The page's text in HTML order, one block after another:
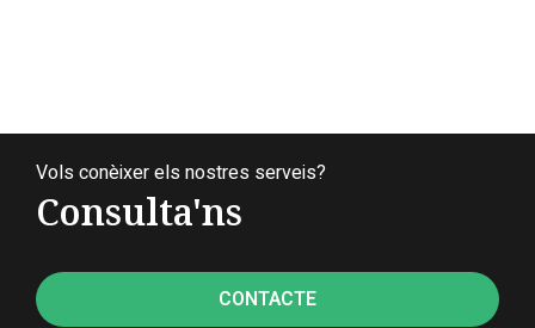
Vols conèixer els nostres serveis?
Consulta'ns
CONTACTE